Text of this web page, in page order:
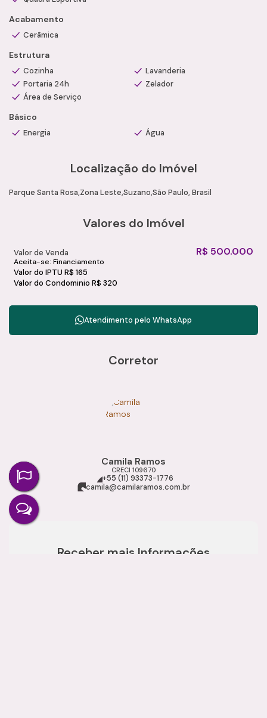
Acabamento
Cerâmica
Estrutura
Cozinha
Lavanderia
Portaria 24h
Zelador
Área de Serviço
Básico
Energia Água
Localização do Imóvel
Parque Santa Rosa Zona Leste Suzano São Paulo, Brasil
Valores do Imóvel
R$ 500.000
Valor de Venda
Aceita-se: Financiamento
Valor do IPTU R$ 165
Valor do Condominio R$ 320
Atendimento pelo WhatsApp
Corretor
Camila Ramos
CRECI 109670
+55 (11) 93373-1776
camila@camilaramos.com.br
Receber mais Informações